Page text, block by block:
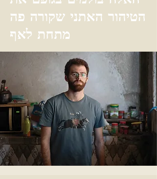
הטיהור האתני שקורה פה
מתחת לאף